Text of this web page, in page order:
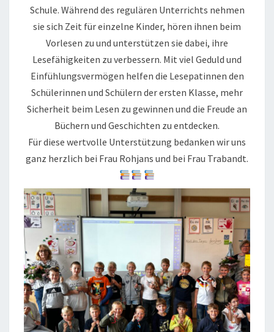
Schule. Während des regulären Unterrichts nehmen
sie sich Zeit für einzelne Kinder, hören ihnen beim
Vorlesen zu und unterstützen sie dabei, ihre
Lesefähigkeiten zu verbessern. Mit viel Geduld und
Einfühlungsvermögen helfen die Lesepatinnen den
Schülerinnen und Schülern der ersten Klasse, mehr
Sicherheit beim Lesen zu gewinnen und die Freude an
Büchern und Geschichten zu entdecken.
Für diese wertvolle Unterstützung bedanken wir uns
ganz herzlich bei Frau Rohjans und bei Frau Trabandt.